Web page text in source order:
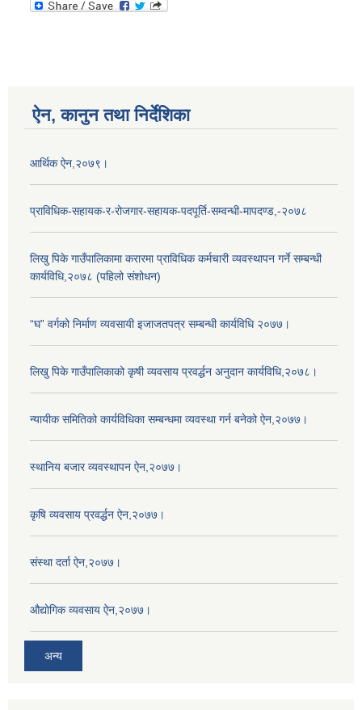
ऐन, कानुन तथा निर्देशिका
आर्थिक ऐन,२०७९।
प्राविधिक-सहायक-र-रोजगार-सहायक-पदपूर्ति-सम्वन्धी-मापदण्ड,-२०७८
लिखु पिके गाउँपालिकामा करारमा प्राविधिक कर्मचारी व्यवस्थापन गर्ने सम्बन्धी
कार्यविधि,२०७८ (पहिलो संशोधन)
“घ” वर्गको निर्माण व्यवसायी इजाजतपत्र सम्बन्धी कार्यविधि २०७७।
लिखु पिके गाउँपालिकाको कृषी व्यवसाय प्रवर्द्धन अनुदान कार्यविधि,२०७८।
न्यायीक समितिको कार्यविधिका सम्बन्धमा व्यवस्था गर्न बनेको ऐन,२०७७।
स्थानिय बजार व्यवस्थापन ऐन,२०७७।
कृषि व्यवसाय प्रवर्द्धन ऐन,२०७७।
संस्था दर्ता ऐन,२०७७।
औद्योगिक व्यवसाय ऐन,२०७७।
अन्य